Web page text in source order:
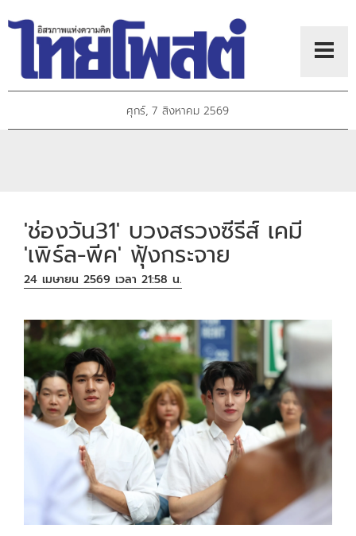
ศุกร์, 7 สิงหาคม 2569
'ช่องวัน31' บวงสรวงซีรีส์ เคมี
'เพิร์ล-พีค' ฟุ้งกระจาย
24 เมษายน 2569 เวลา 21:58 น.